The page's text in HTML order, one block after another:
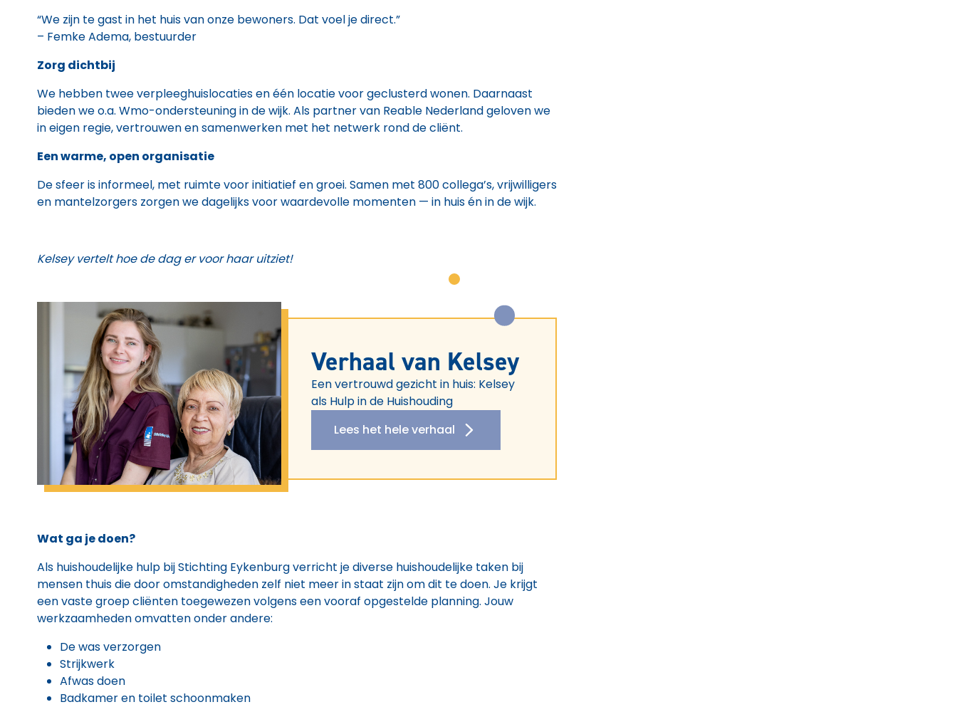
“We zijn te gast in het huis van onze bewoners. Dat voel je direct.”
– Femke Adema, bestuurder
Zorg dichtbij
We hebben twee verpleeghuislocaties en één locatie voor geclusterd wonen. Daarnaast
bieden we o.a. Wmo-ondersteuning in de wijk. Als partner van Reable Nederland geloven we
in eigen regie, vertrouwen en samenwerken met het netwerk rond de cliënt.
Een warme, open organisatie
De sfeer is informeel, met ruimte voor initiatief en groei. Samen met 800 collega’s, vrijwilligers
en mantelzorgers zorgen we dagelijks voor waardevolle momenten — in huis én in de wijk.
Kelsey vertelt hoe de dag er voor haar uitziet!
Verhaal van Kelsey
Een vertrouwd gezicht in huis: Kelsey
als Hulp in de Huishouding
Lees het hele verhaal
Wat ga je doen?
Als huishoudelijke hulp bij Stichting Eykenburg verricht je diverse huishoudelijke taken bij
mensen thuis die door omstandigheden zelf niet meer in staat zijn om dit te doen. Je krijgt
een vaste groep cliënten toegewezen volgens een vooraf opgestelde planning. Jouw
werkzaamheden omvatten onder andere:
De was verzorgen
Strijkwerk
Afwas doen
Badkamer en toilet schoonmaken